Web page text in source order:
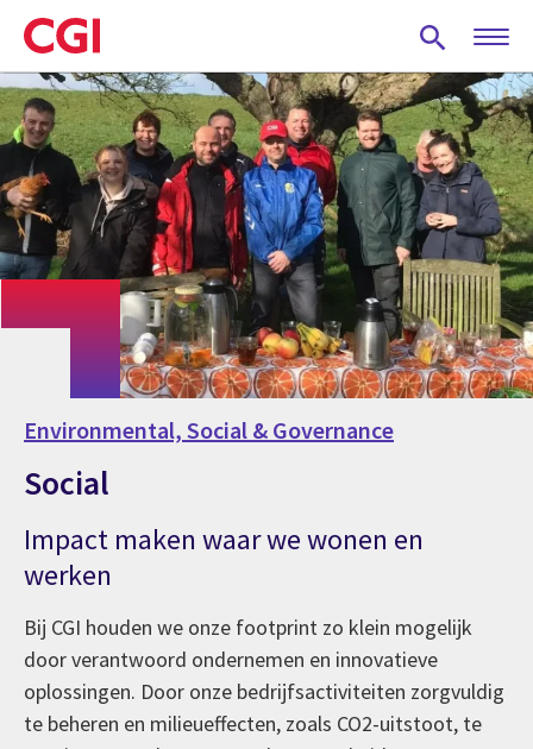
Skip
to
main
content
Environmental, Social & Governance
Social
Impact maken waar we wonen en
werken
Bij CGI houden we onze footprint zo klein mogelijk
door verantwoord ondernemen en innovatieve
oplossingen. Door onze bedrijfsactiviteiten zorgvuldig
te beheren en milieueffecten, zoals CO2-uitstoot, te